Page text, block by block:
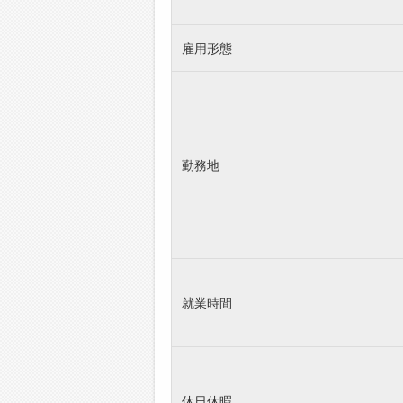
雇用形態
勤務地
就業時間